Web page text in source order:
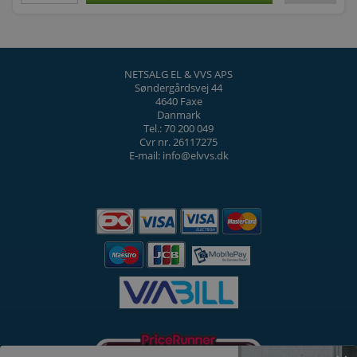
NETSALG EL & VVS APS
Søndergårdsvej 44
4640 Faxe
Danmark
Tel.: 70 200 049
Cvr nr. 26117275
E-mail: info@elvvs.dk